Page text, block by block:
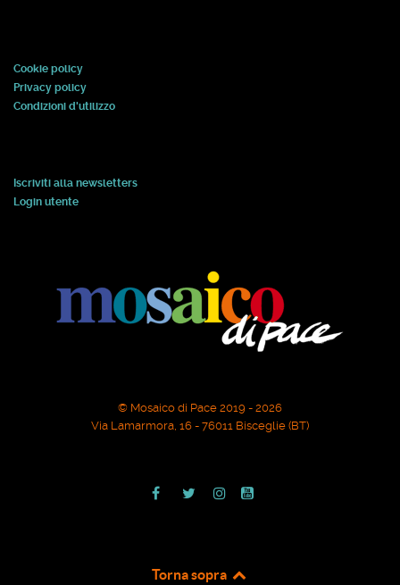
Cookie policy
Privacy policy
Condizioni d'utilizzo
Iscriviti alla newsletters
Login utente
© Mosaico di Pace 2019 - 2026
Via Lamarmora, 16 - 76011 Bisceglie (BT)
Torna sopra